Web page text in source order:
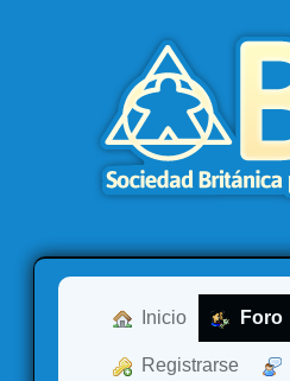
Inicio Foro
Registrarse